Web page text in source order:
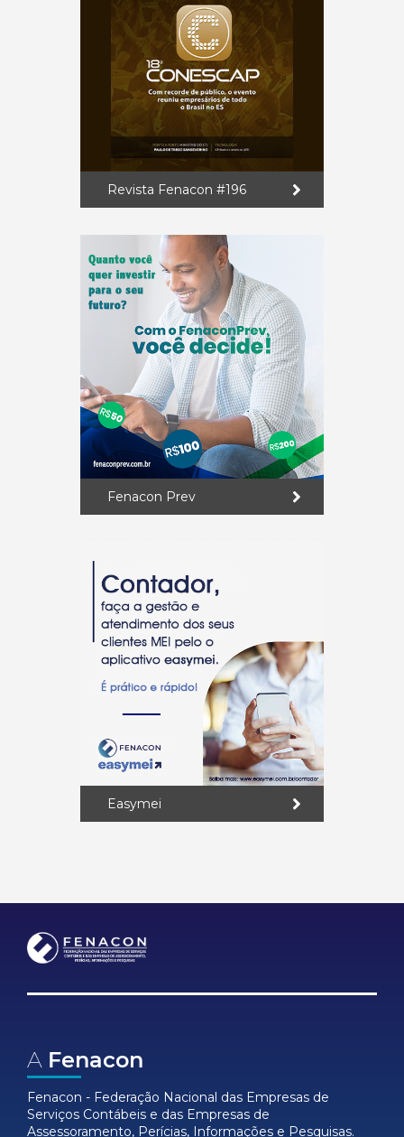
Revista Fenacon #196
Fenacon Prev
Easymei
A Fenacon
Fenacon - Federação Nacional das Empresas de
Serviços Contábeis e das Empresas de
Assessoramento, Perícias, Informações e Pesquisas.